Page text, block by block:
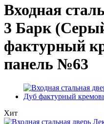
Входная
3 Барк
фактурный
панель №63
Хит